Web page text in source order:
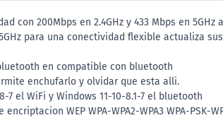
con 200Mbps en 2.4GHz y 433 Mbps en
para una conectividad flexible
en compatible con bluetooth
enchufarlo y olvidar que esta alli.
el WiFi y Windows 11-10-8.1-7 el bluetooth
WEP WPA-WPA2-WPA3 WPA-PSK-